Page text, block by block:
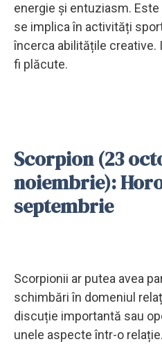
energie și entuziasm.
se implica în activități
încerca abilitățile
fi plăcute.
Scorpion (23
noiembrie):
septembrie
Scorpionii ar putea avea
schimbări în domeniul
discuție importantă sau
unele aspecte într-o relație.